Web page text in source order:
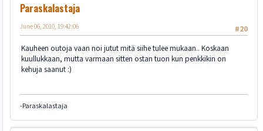
Paraskalastaja
#20
June 06, 2010, 19:42:06
Kauheen outoja vaan noi jutut mitä siihe tulee mukaan.. Koskaan
kuullukkaan, mutta varmaan sitten ostan tuon kun penkkikin on
kehuja saanut :)
-Paraskalastaja